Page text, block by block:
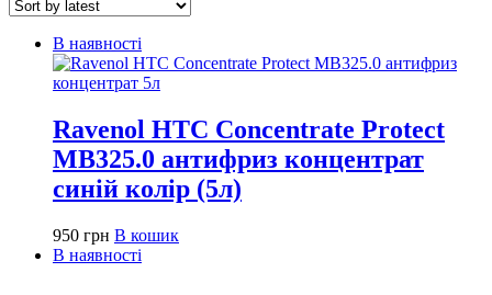
В наявності
Ravenol HTC Concentrate Protect
MB325.0 антифриз концентрат
синій колір (5л)
950 грн В кошик
В наявності